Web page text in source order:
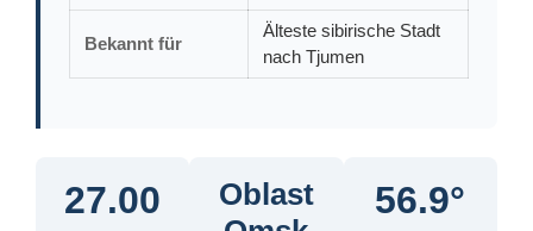
Bekannt für
Älteste sibirische Stadt
nach Tjumen
27.00
Oblast
56.9°